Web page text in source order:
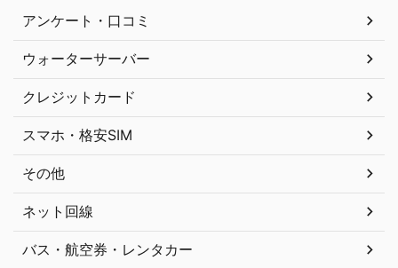
アンケート・口コミ
ウォーターサーバー
クレジットカード
スマホ・格安SIM
その他
ネット回線
バス・航空券・レンタカー